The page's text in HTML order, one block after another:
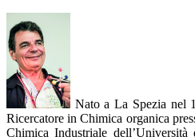
Nato a La Spezia nel
Ricercatore in Chimica organica
Chimica Industriale